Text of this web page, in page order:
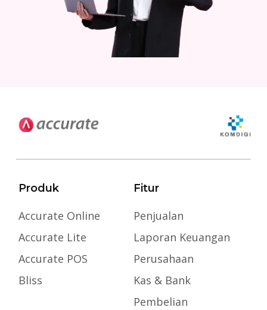
Produk
Accurate Online
Accurate Lite
Accurate POS
Bliss
Fitur
Penjualan
Laporan Keuangan
Perusahaan
Kas & Bank
Pembelian